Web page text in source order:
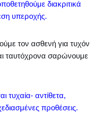
διακριτικά
υπεροχής.
τον ασθενή για τυχόν
ταυτόχρονα σαρώνουμε
τυχαία- αντίθετα,
προθέσεις.